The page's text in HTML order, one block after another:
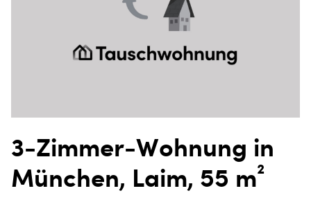
3-Zimmer-Wohnung in
München, Laim, 55 m²